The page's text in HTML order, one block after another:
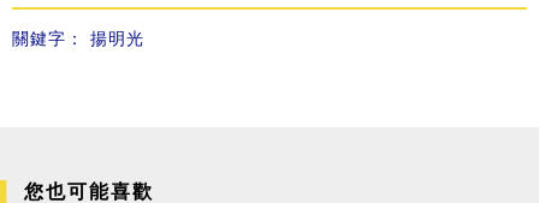
關鍵字： 揚明光
您也可能喜歡